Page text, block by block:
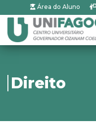
Área do Aluno
Direito